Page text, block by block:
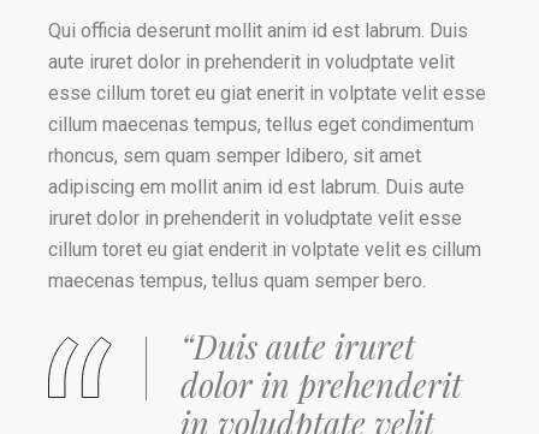
Qui officia deserunt mollit anim id est labrum. Duis
aute iruret dolor in prehenderit in voludptate velit
esse cillum toret eu giat enerit in volptate velit esse
cillum maecenas tempus, tellus eget condimentum
rhoncus, sem quam semper ldibero, sit amet
adipiscing em mollit anim id est labrum. Duis aute
iruret dolor in prehenderit in voludptate velit esse
cillum toret eu giat enderit in volptate velit es cillum
maecenas tempus, tellus quam semper bero.
“Duis aute iruret
dolor in prehenderit
in voludptate velit